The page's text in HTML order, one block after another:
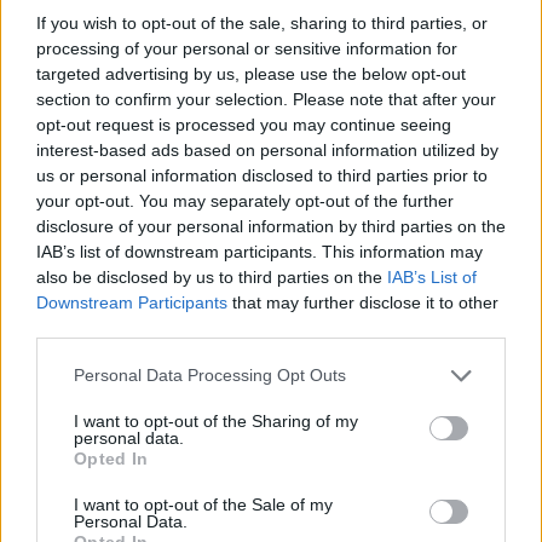
If you wish to opt-out of the sale, sharing to third parties, or
processing of your personal or sensitive information for
targeted advertising by us, please use the below opt-out
section to confirm your selection. Please note that after your
opt-out request is processed you may continue seeing
interest-based ads based on personal information utilized by
us or personal information disclosed to third parties prior to
your opt-out. You may separately opt-out of the further
disclosure of your personal information by third parties on the
IAB’s list of downstream participants. This information may
also be disclosed by us to third parties on the IAB’s List of
Downstream Participants that may further disclose it to other
Please note that this website/app uses one or more Google
not limited to your visit or usage behaviour. You may click to
grant or deny consent to Google and its third-party tags to
use your data for below specified purposes in below Google
consent section.
Personal Data Processing Opt Outs
I want to opt-out of the Sharing of my
personal data.
Opted In
I want to opt-out of the Sale of my
Personal Data.
οποίο επενδύει παράλληλα και στην «δεξαμενή»
που «ψαρεύει» και ο ΣΥΡΙΖΑ… Στο ακροατήριο
της κεντροαριστεράς και της προοδευτικής
διακυβέρνησης.
Οι μεγαλύτερες «δεξαμενές» ψηφοφόρων για
την «Ελπίδα για τη Δημοκρατία» είναι η Ελληνική
Λύση, η Νίκη και η Πλεύση Ελευθερίας και σε
μικρότερο βαθμό άλλα κόμματα…Το κόμμα
δηλαδή της Μαρίας Καρυστιανού δεν
περιορίζεται σε έναν μόνο ιδεολογικό χώρο
κατευθύνσειςκαι πάντως οι δημοσκοπήσεις
δείχνουν να έχει σημαντικά ερείσματα και στη
«γκρίζα ζώνη» των αναποφάσιστων…